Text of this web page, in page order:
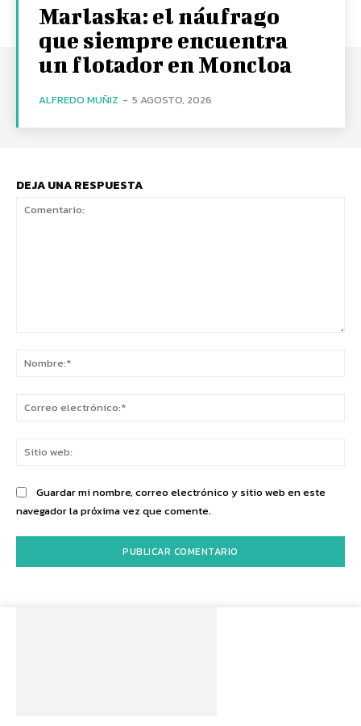
Marlaska: el náufrago
que siempre encuentra
un flotador en Moncloa
ALFREDO MUÑIZ - 5 AGOSTO, 2026
DEJA UNA RESPUESTA
Guardar mi nombre, correo electrónico y sitio web en este
navegador la próxima vez que comente.